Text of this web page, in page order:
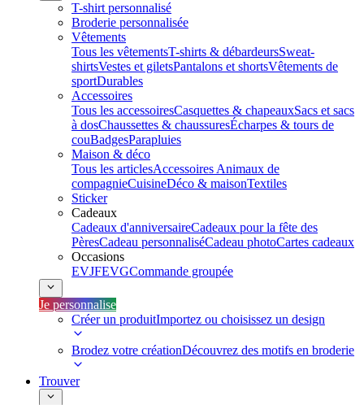
T-shirt personnalisé
Broderie personnalisée
Vêtements
Tous les vêtementsT-shirts & débardeursSweat-
shirtsVestes et giletsPantalons et shortsVêtements de
sportDurables
Accessoires
Tous les accessoiresCasquettes & chapeauxSacs et sacs
à dosChaussettes & chaussuresÉcharpes & tours de
couBadgesParapluies
Maison & déco
Tous les articlesAccessoires Animaux de
compagnieCuisineDéco & maisonTextiles
Sticker
Cadeaux
Cadeaux d'anniversaireCadeaux pour la fête des
PèresCadeau personnaliséCadeau photoCartes cadeaux
Occasions
EVJFEVGCommande groupée
Je personnalise
Créer un produitImportez ou choisissez un design
Brodez votre créationDécouvrez des motifs en broderie
Trouver